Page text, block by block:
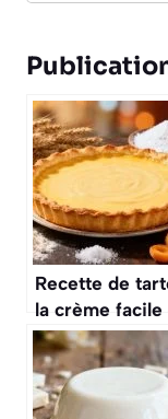
Recette de
la crème facile
délicieuse